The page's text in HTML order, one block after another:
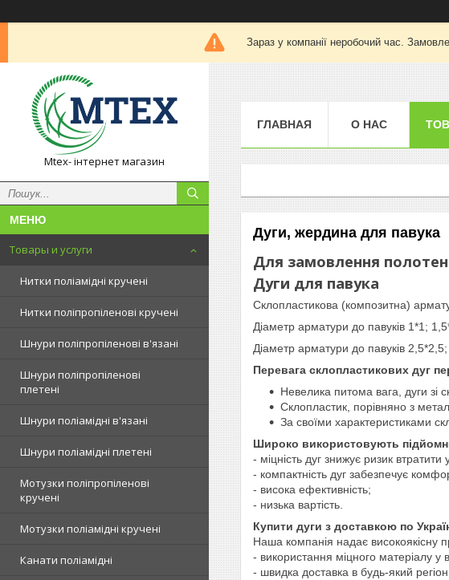
Зараз у компанії неробочий час.
Mtex- інтернет магазин
Товары и услуги
Нитки поліамідні кручені
Нитки поліпропіленові кручені
Шнури поліпропіленові в'язані
Шнури поліпропіленові
плетені
Шнури поліамідні в'язані
Шнури поліамідні плетені
Мотузки поліпропіленові
кручені
Мотузки поліамідні кручені
Канати поліамідні
ГЛАВНАЯ О НАС
Дуги, жердина для павука
Для замовлення полотен
Дуги для павука
Склопластикова (композитна)
Діаметр арматури до павуків 1*1;
Діаметр арматури до павуків
Перевага склопластикових дуг
Невелика питома вага, дуги зі
Склопластик, порівняно з
За своїми характеристиками
Широко використовують
- міцність дуг знижує ризик
- компактність дуг забезпечує
- висока ефективність;
- низька вартість.
Купити дуги з доставкою по
Наша компанія надає високоякісну
- використання міцного матеріалу у
- швидка доставка в будь-який